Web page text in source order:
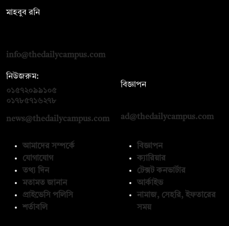
মাহবুব রনি
info@thedailycampus.com
নিউজরুম:
০১৫৭২০৯৯১০৫
০১৭৮৫৭১৬২৭৮
news@thedailycampus.com
বিজ্ঞাপন
ad@thedailycampus.com
আমাদের সম্পর্কে
যোগাযোগ
তথ্য দিন
মতামত জানান
প্রাইভেসি পলিসি
শর্তাবলি
বিজ্ঞাপন
ক্যারিয়ার
টেক্সট কনভার্টার
আর্কাইভ
নামাজ, সেহরি, ইফতারের
সময়